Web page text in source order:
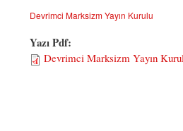
Devrimci Marksizm Yayın Kurulu
Yazı Pdf:
Devrimci Marksizm Yayın